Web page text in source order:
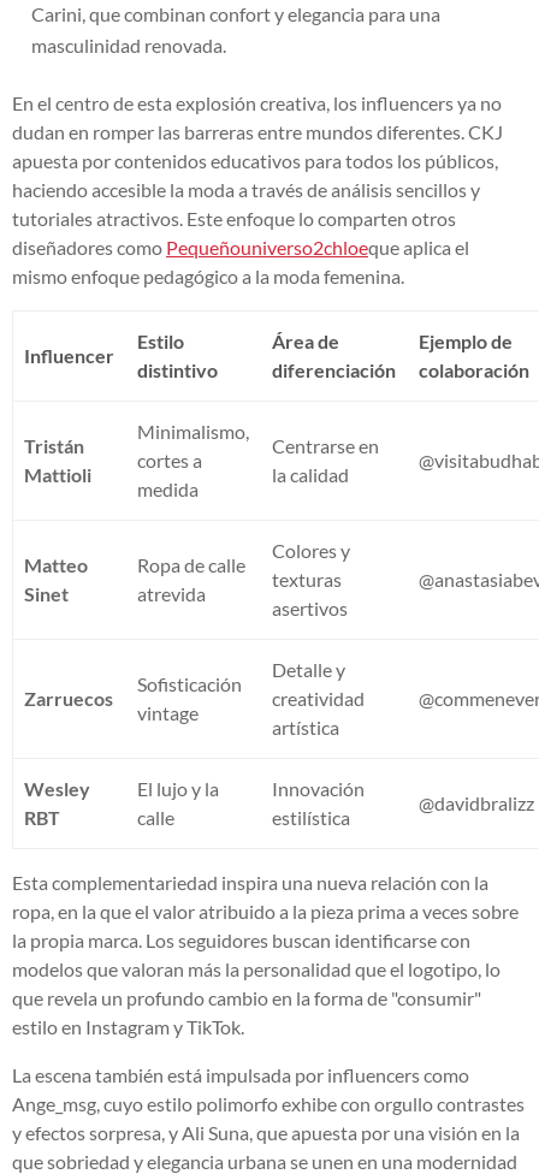
Carini, que combinan confort y elegancia para una
masculinidad renovada.
En el centro de esta explosión creativa, los influencers ya no
dudan en romper las barreras entre mundos diferentes. CKJ
apuesta por contenidos educativos para todos los públicos,
haciendo accesible la moda a través de análisis sencillos y
tutoriales atractivos. Este enfoque lo comparten otros
diseñadores como Pequeñouniverso2chloeque aplica el
mismo enfoque pedagógico a la moda femenina.
Influencer
Estilo
distintivo
Área de
diferenciación
Ejemplo de
colaboración
Tristán
Mattioli
Minimalismo,
cortes a
medida
Centrarse en
la calidad
Matteo
Sinet
Ropa de calle
atrevida
Colores y
texturas
asertivos
Zarruecos
Sofisticación
vintage
Detalle y
creatividad
artística
Wesley
RBT
El lujo y la
calle
Innovación
estilística
@davidbralizz
Esta complementariedad inspira una nueva relación con la
ropa, en la que el valor atribuido a la pieza prima a veces sobre
la propia marca. Los seguidores buscan identificarse con
modelos que valoran más la personalidad que el logotipo, lo
que revela un profundo cambio en la forma de "consumir"
estilo en Instagram y TikTok.
La escena también está impulsada por influencers como
Ange_msg, cuyo estilo polimorfo exhibe con orgullo contrastes
y efectos sorpresa, y Ali Suna, que apuesta por una visión en la
que sobriedad y elegancia urbana se unen en una modernidad